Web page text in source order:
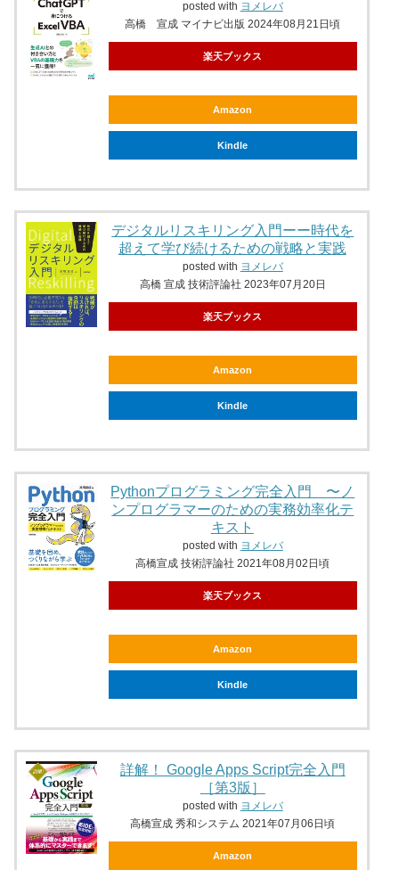
posted with ヨメレバ
高橋 宣成 マイナビ出版 2024年08月21日頃
楽天ブックス
Amazon
Kindle
デジタルリスキリング入門ーー時代を
超えて学び続けるための戦略と実践
posted with ヨメレバ
高橋 宣成 技術評論社 2023年07月20日
楽天ブックス
Amazon
Kindle
Pythonプログラミング完全入門 〜ノ
ンプログラマーのための実務効率化テ
キスト
posted with ヨメレバ
高橋宣成 技術評論社 2021年08月02日頃
楽天ブックス
Amazon
Kindle
詳解！ Google Apps Script完全入門
［第3版］
posted with ヨメレバ
高橋宣成 秀和システム 2021年07月06日頃
Amazon